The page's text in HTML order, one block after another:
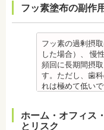
先生
日本大学歯学部
歯学博士（口腔
日本大学歯学部
社会福祉法人富
位置に戻ろうと
療後も歯科医師
・矯正終了後に
す。
監修医情報 医療
先生
【プロフィール
歯学博士（口腔
日本大学歯学部非
て歯科医院で治
・患者様が、取
装着時間を守っ
きなかった場合
す。
・特殊な噛み合
は、治療期間が
・舌で歯を押す
・矯正治療で歯
療」を終えて歯
日本歯科大学新潟
・酸性度（酸性
同時に確認しま
監修医情報 菊
【プロフィール】
日本歯科大学新
新潟大学医歯学総
都内歯科医院に
備考
口臭は、体調や
臭で悩んでいる
必要です。また
不足、喫煙や飲
原因がわかれば
す。
監修医情報 菊地
新潟大学医歯学
都内歯科医院にて
フッ素塗布の副作
フッ素の過剰摂
した場合）、 慢
頻回に長期間摂
す。ただし、歯
れは極めて低いで
（過剰摂取）推
ホーム・オフィス
とリスク